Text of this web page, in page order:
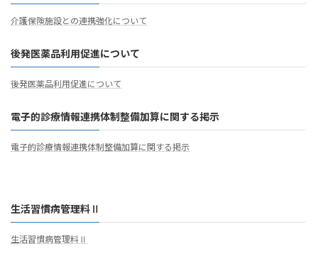
介護保険施設との連携強化について
後発医薬品利用促進について
後発医薬品利用促進について
電子的診療情報連携体制整備加算に関する掲示
電子的診療情報連携体制整備加算に関する掲示
生活習慣病管理料Ⅱ
生活習慣病管理料Ⅱ